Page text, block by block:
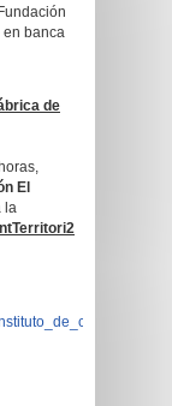
en banca
de
El
la